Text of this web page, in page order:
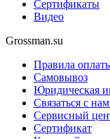
Сертификаты
Видео
Grossman.su
Правила
Самовывоз
Юридическая
Связаться с
Сервисный
Сертификат